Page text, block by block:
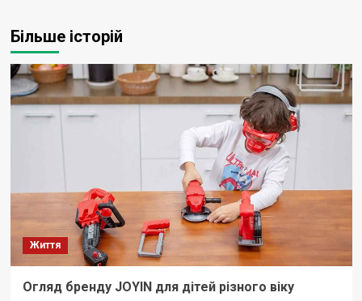
Більше історій
Життя
Огляд бренду JOYIN для дітей різного віку